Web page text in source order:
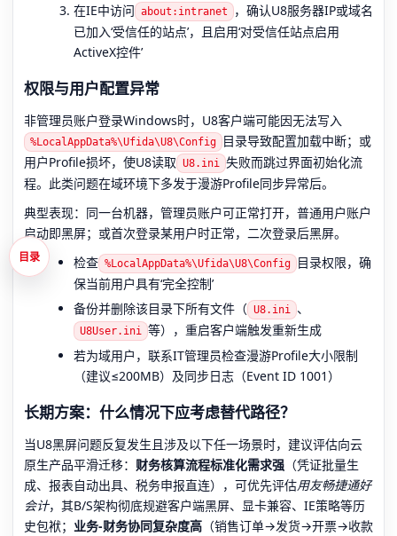
在IE中访问 about:intranet
，确认U8服务器IP或域名
已加入‘受信任的站点’，且启用‘对受信任站点启用
ActiveX控件’
权限与用户配置异常
非管理员账户登录Windows时，U8客户端可能因无法写入
%LocalAppData%\Ufida\U8\Config
目录导致配置加载中断；或
用户Profile损坏，使U8读取 U8.ini 失败而跳过界面初始化流
程。此类问题在域环境下多发于漫游Profile同步异常后。
典型表现：同一台机器，管理员账户可正常打开，普通用户账户
启动即黑屏；或首次登录某用户时正常，二次登录后黑屏。
检查 %LocalAppData%\Ufida\U8\Config
目录权限，确
保当前用户具有‘完全控制’
备份并删除该目录下所有文件（ U8.ini 、
U8User.ini 等），重启客户端触发重新生成
若为域用户，联系IT管理员检查漫游Profile大小限制
（建议≤200MB）及同步日志（Event ID 1001）
长期方案：什么情况下应考虑替代路径？
当U8黑屏问题反复发生且涉及以下任一场景时，建议评估向云
原生产品平滑迁移： 财务核算流程标准化需求强 （凭证批量生
成、报表自动出具、税务申报直连），可优先评估用友畅捷通好
会计，其B/S架构彻底规避客户端黑屏、显卡兼容、IE策略等历
史包袱； 业务-财务协同复杂度高 （销售订单→发货→开票→收款
目录